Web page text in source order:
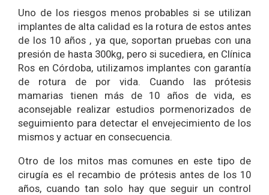
Uno de los riesgos menos probables si se utilizan
implantes de alta calidad es la rotura de estos antes
de los 10 años , ya que, soportan pruebas con una
presión de hasta 300kg, pero si sucediera, en Clínica
Ros en Córdoba, utilizamos implantes con garantía
de rotura de por vida. Cuando las prótesis
mamarias tienen más de 10 años de vida, es
aconsejable realizar estudios pormenorizados de
seguimiento para detectar el envejecimiento de los
mismos y actuar en consecuencia.
Otro de los mitos mas comunes en este tipo de
cirugía es el recambio de prótesis antes de los 10
años, cuando tan solo hay que seguir un control